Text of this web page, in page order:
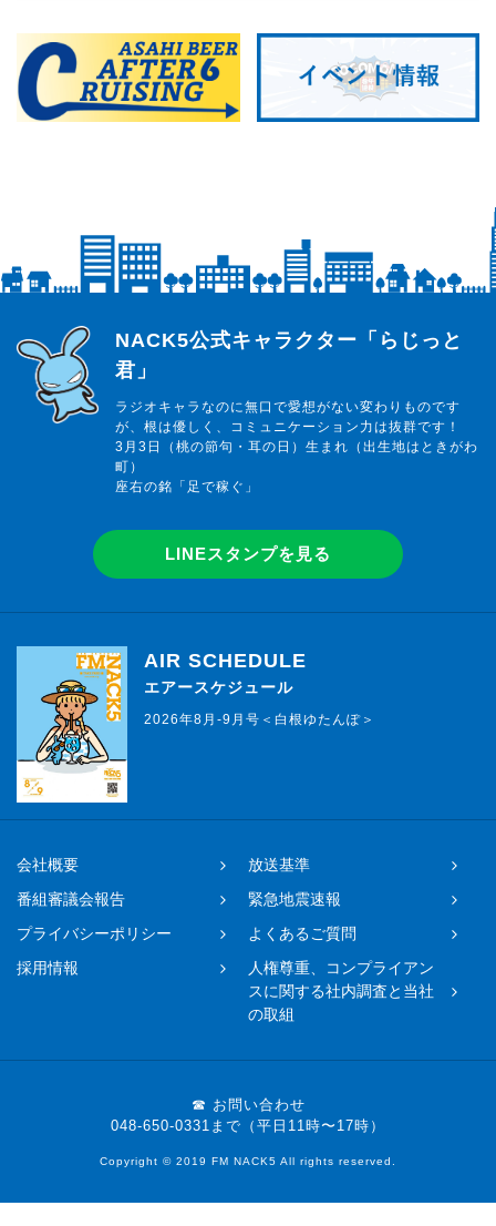
らじっと君
NACK5公式キャラクター「らじっと
君」
ラジオキャラなのに無口で愛想がない変わりものです
が、根は優しく、コミュニケーション力は抜群です！
3月3日（桃の節句・耳の日）生まれ（出生地はときがわ
町）
座右の銘「足で稼ぐ」
LINEスタンプを見る
AIR SCHEDULE
エアースケジュール
2026年8月-9月号＜白根ゆたんぽ＞
会社概要
放送基準
番組審議会報告
緊急地震速報
プライバシーポリシー
よくあるご質問
採用情報
人権尊重、コンプライアン
スに関する社内調査と当社
の取組
☎ お問い合わせ
048-650-0331まで（平日11時〜17時）
Copyright © 2019 FM NACK5 All rights reserved.